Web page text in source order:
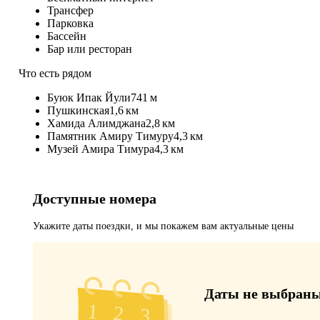
Трансфер
Парковка
Бассейн
Бар или ресторан
Что есть рядом
Буюк Ипак Йули741 м
Пушкинская1,6 км
Хамида Алимджана2,8 км
Памятник Амиру Тимуру4,3 км
Музей Амира Тимура4,3 км
Доступные номера
Укажите даты поездки, и мы покажем вам актуальные цены
Даты не